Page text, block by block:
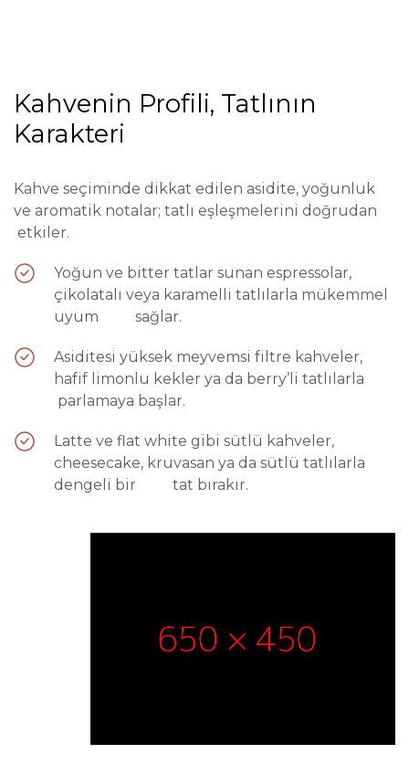
Kahvenin Profili, Tatlının
Karakteri
Kahve seçiminde dikkat edilen asidite, yoğunluk
ve aromatik notalar; tatlı eşleşmelerini doğrudan
etkiler.
Yoğun ve bitter tatlar sunan espressolar,
çikolatalı veya karamelli tatlılarla mükemmel
uyum sağlar.
Asiditesi yüksek meyvemsi filtre kahveler,
hafif limonlu kekler ya da berry’li tatlılarla
parlamaya başlar.
Latte ve flat white gibi sütlü kahveler,
cheesecake, kruvasan ya da sütlü tatlılarla
dengeli bir tat bırakır.